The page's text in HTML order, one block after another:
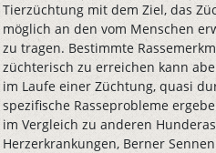
Tierzüchtung mit dem Ziel, das
möglich an den vom Menschen
zu tragen. Bestimmte
züchterisch zu erreichen kann
im Laufe einer Züchtung, quasi
spezifische Rasseprobleme
im Vergleich zu anderen
Herzerkrankungen, Berner